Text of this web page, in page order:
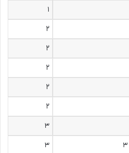
۱
۲
۲
۲
۲
۲
۳
۳